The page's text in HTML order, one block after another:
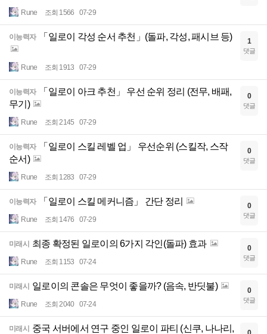
Rune 조회 1566 07-29
이능력자 「일로이 각성 순서 추천」(돌파, 각성, 패시브 등)
Rune 조회 1913 07-29
1
댓글
이능력자
「일로이 아크 추천」 우선 순위 정리 (전무, 배패,
무기)
Rune 조회 2145 07-29
0
댓글
이능력자
「일로이 스킬 레벨 업」 우선순위 (스킬작, 스작
순서)
Rune 조회 1283 07-29
0
댓글
이능력자 「일로이 스킬 메커니즘」 간단 정리
Rune 조회 1476 07-29
0
댓글
미래시 최종 확정된 일로이의 6가지 각인(돌파) 효과
Rune 조회 1153 07-24
0
댓글
미래시 일로이의 콘솔은 무엇이 좋을까? (음속, 반딧불)
Rune 조회 2040 07-24
0
댓글
미래시 중국 서버에서 연구 중인 일로이 파티 (신쿠, 나나리,